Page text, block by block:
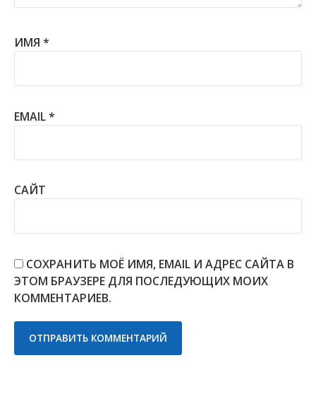
ИМЯ *
EMAIL*
САЙТ
СОХРАНИТЬ МОЁ ИМЯ, EMAIL И АДРЕС САЙТА В
ЭТОМ БРАУЗЕРЕ ДЛЯ ПОСЛЕДУЮЩИХ МОИХ
КОММЕНТАРИЕВ.